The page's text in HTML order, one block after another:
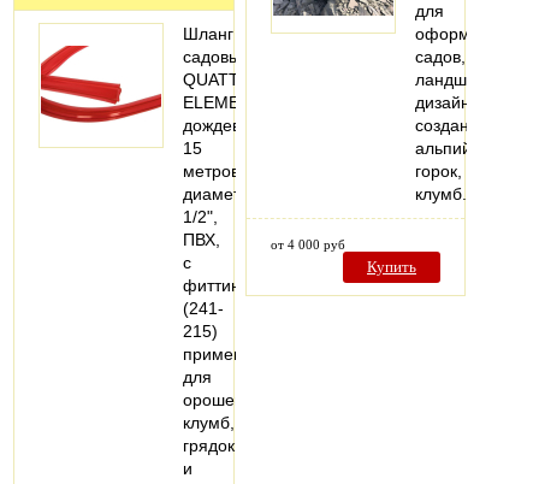
Шланг
садовый
QUATTRO
ELEMENTI
дождеватель
15
метров,
диаметр
1/2",
ПВХ,
с
фиттингами
(241-
215)
применяется
для
орошения
клумб,
грядок
и
для
оформления
садов,
ландшафтного
дизайна,
создания
альпийских
горок,
клумб.
от 4 000 руб
Купить